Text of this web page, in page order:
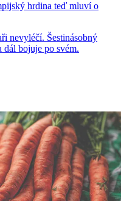
hrdina teď mluví o
nevyléčí. Šestinásobný
dál bojuje po svém.